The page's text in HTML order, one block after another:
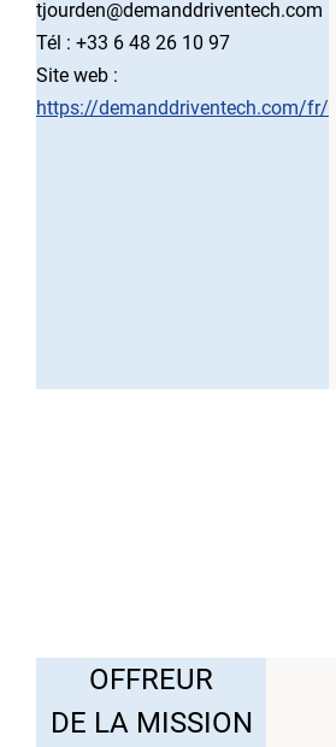
tjourden@demanddriventech.com
Tél : +33 6 48 26 10 97
Site web :
https://demanddriventech.com/fr/
OFFREUR
DE LA MISSION